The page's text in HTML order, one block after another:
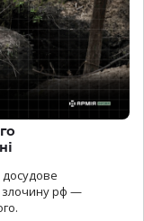
злочину рф —